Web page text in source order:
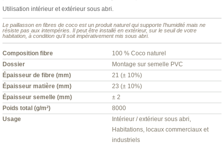
Utilisation intérieur et extérieur sous abri.
Le paillasson en fibres de coco est un produit naturel qui supporte l’humidité mais ne
résiste pas aux intempéries. Il peut être installé en extérieur, sur le seuil de votre
habitation, à condition qu’il soit impérativement mis sous abri.
Composition fibre
100 % Coco naturel
Dossier
Montage sur semelle PVC
Épaisseur de fibre (mm)
21 (± 10%)
Épaisseur matière (mm)
23 (± 10%)
Épaisseur semelle (mm)
± 2
Poids total (g/m²)
8000
Usage
Intérieur / extérieur sous abri,
Habitations, locaux commerciaux et
industriels